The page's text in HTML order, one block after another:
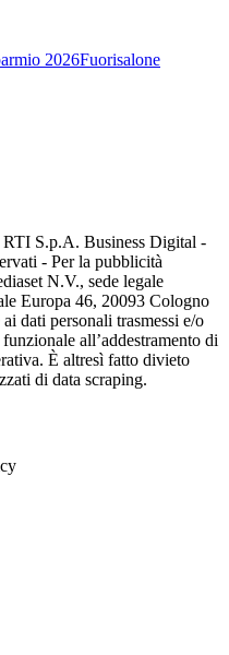
2026Fuorisalone
RTI S.p.A. Business Digital -
- Per la pubblicità
N.V., sede legale
Europa 46, 20093 Cologno
dati personali trasmessi e/o
all’addestramento di
È altresì fatto divieto
di data scraping.